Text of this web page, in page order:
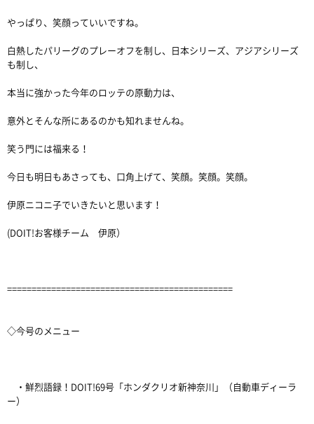
やっぱり、笑顔っていいですね。
白熱したパリーグのプレーオフを制し、日本シリーズ、アジアシリーズ
も制し、
本当に強かった今年のロッテの原動力は、
意外とそんな所にあるのかも知れませんね。
笑う門には福来る！
今日も明日もあさっても、口角上げて、笑顔。笑顔。笑顔。
伊原ニコニ子でいきたいと思います！
(DOIT!お客様チーム 伊原）
==============================================
◇今号のメニュー
・鮮烈語録！DOIT!69号「ホンダクリオ新神奈川」（自動車ディーラ
ー）